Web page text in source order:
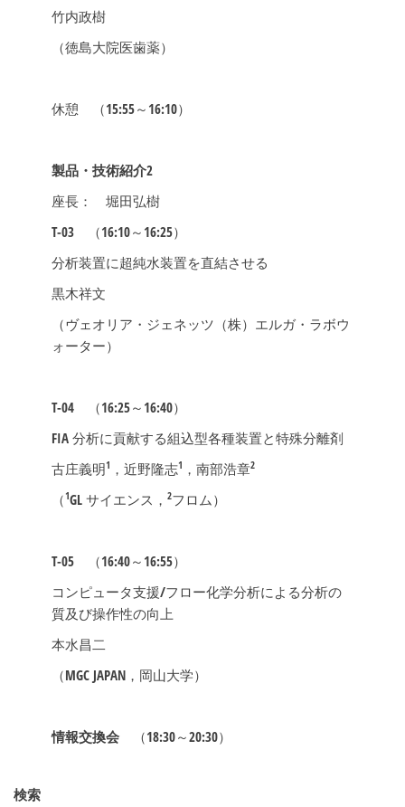
竹内政樹
（徳島大院医歯薬）
休憩 （15:55～16:10）
製品・技術紹介2
座長： 堀田弘樹
T-03（16:10～16:25）
分析装置に超純水装置を直結させる
黒木祥文
（ヴェオリア・ジェネッツ（株）エルガ・ラボウ
ォーター）
T-04（16:25～16:40）
FIA 分析に貢献する組込型各種装置と特殊分離剤
古庄義明1 ，近野隆志1 ，南部浩章2
（ 1GL サイエンス， 2フロム）
T-05（16:40～16:55）
コンピュータ支援/フロー化学分析による分析の
質及び操作性の向上
本水昌二
（MGC JAPAN，岡山大学）
情報交換会（18:30～20:30）
検索